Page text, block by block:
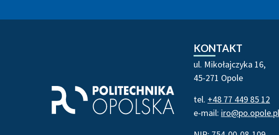
Stopka strony - kontakt i
KONTAKT
ul. Mikołajczyka 16,
45-271 Opole
tel. +48 77 449 85 12
e-mail: iro@po.opole.pl